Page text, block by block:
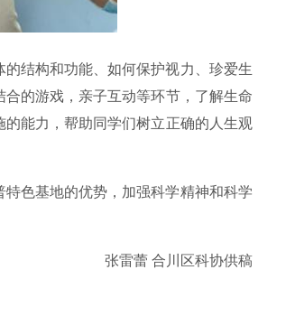
结构和功能、如何保护视力、珍爱生
的游戏，亲子互动等环节，了解生命
能力，帮助同学们树立正确的人生观
色基地的优势，加强科学精神和科学
张雷蕾 合川区科协供稿